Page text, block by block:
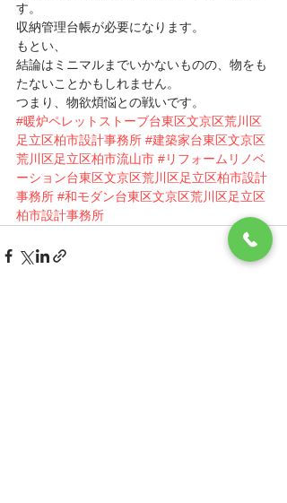
す。
収納管理台帳が必要になります。
もとい、
結論はミニマルまでいかないものの、物をも
たないことかもしれません。
つまり、物欲煩悩との戦いです。
#暖炉ペレットストーブ台東区文京区荒川区
足立区柏市設計事務所 #建築家台東区文京区
荒川区足立区柏市流山市 #リフォームリノベ
ーション台東区文京区荒川区足立区柏市設計
事務所 #和モダン台東区文京区荒川区足立区
柏市設計事務所